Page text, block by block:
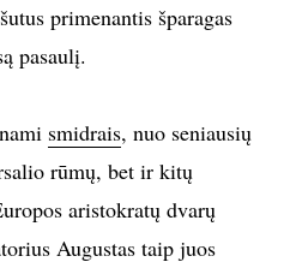
primenantis šparagas
pasaulį.
smidrais, nuo seniausių
rūmų, bet ir kitų
aristokratų dvarų
Augustas taip juos